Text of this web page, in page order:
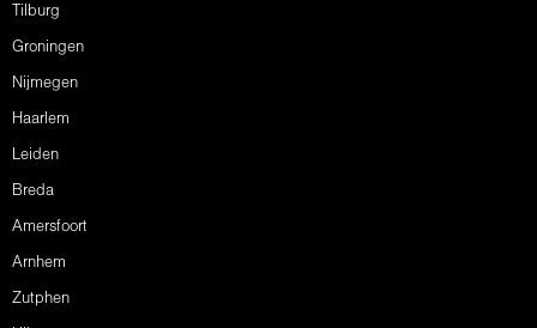
Tilburg
Groningen
Nijmegen
Haarlem
Leiden
Breda
Amersfoort
Arnhem
Zutphen